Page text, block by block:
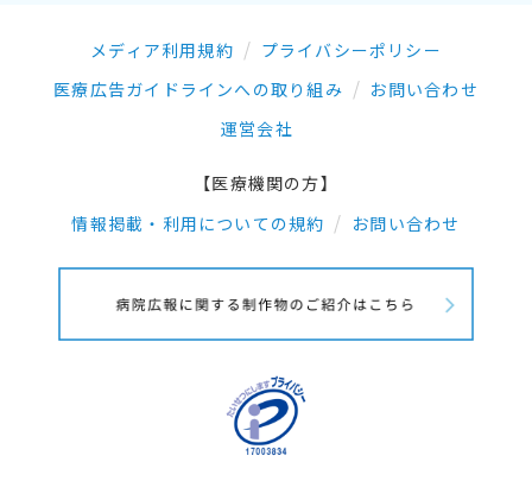
メディア利用規約
プライバシーポリシー
医療広告ガイドラインへの取り組み
お問い合わせ
運営会社
【医療機関の方】
情報掲載・利用についての規約
お問い合わせ